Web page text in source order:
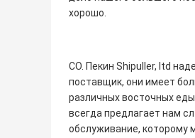
хорошо.
CO. Пекин Shipuller, ltd
поставщик, они имеет
различных восточных
всегда предлагает нам
обслуживание, которому